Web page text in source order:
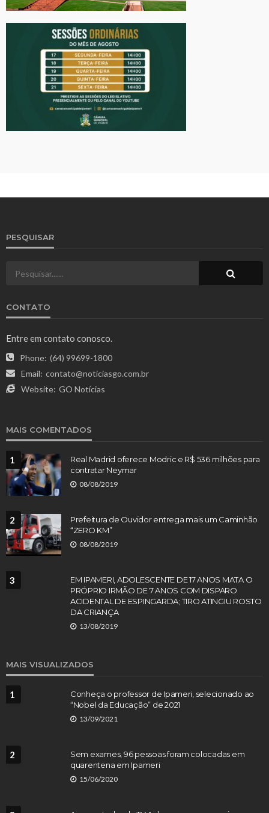
PESQUISAR
CONTATO
Entre em contato conosco.
Phone: (64) 99699-1800
Email: contato@noticiasgo.com.br
Website: GO Notícias
MAIS COMENTADOS
1
Real Madrid oferece Modric e R$ 536 milhões para
contratar Neymar
08/08/2019
2
Prefeitura de Ouvidor entrega mais um Caminhão
“ZERO KM”
08/08/2019
3
EM IPAMERI, ADOLESCENTE DE 17 ANOS MATA O
PRÓPRIO IRMÃO DE 7 ANOS COM DISPARO
ACIDENTAL DE ESPINGARDA; TIRO ATINGIU ROSTO
DA CRIANÇA
13/08/2019
MAIS VISUALIZADOS
1
Conheça o professor de Ipameri, selecionado ao
“Nobel da Educação” de 2021
13/09/2021
2
Sem exames, 96 pessoas foram colocadas em
quarentena em Ipameri
15/06/2020